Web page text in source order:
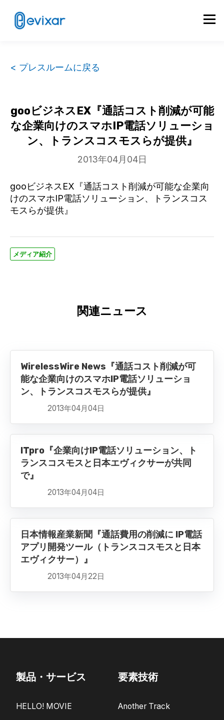
< プレスルームに戻る
gooビジネスEX『通話コスト削減が可能
な企業向けのスマホIP電話ソリューショ
ン、トランスコスモスらが提供』
2013年04月04日
gooビジネスEX『通話コスト削減が可能な企業向
けのスマホIP電話ソリューション、トランスコス
モスらが提供』
メディア紹介
関連ニュース
WirelessWire News『通話コスト削減が可
能な企業向けのスマホIP電話ソリューショ
ン、トランスコスモスらが提供』
2013年04月04日
ITpro『企業向けIP電話ソリューション、ト
ランスコスモスと日本エヴィクサーが共同
で』
2013年04月04日
日本情報産業新聞『通話費用の削減に IP電話
アプリ開発ツール（トランスコスモスと日本
エヴィクサー）』
2013年04月22日
製品・サービス
HELLO! MOVIE
要素技術
Another Track